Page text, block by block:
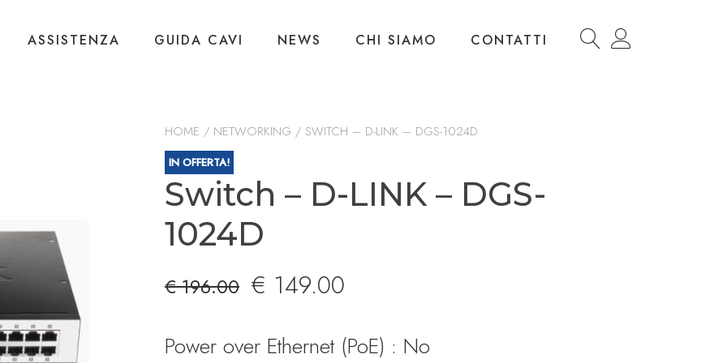
ASSISTENZA GUIDA CAVI NEWS CHI SIAMO CONTATTI
HOME / NETWORKING / SWITCH – D-LINK – DGS-1024D
IN OFFERTA!
Switch – D-LINK – DGS-
1024D
€196.00 Il
€ 149.00
Power over Ethernet (PoE) : No